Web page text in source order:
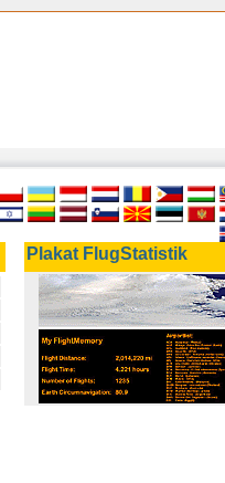
Plakat FlugStatistik